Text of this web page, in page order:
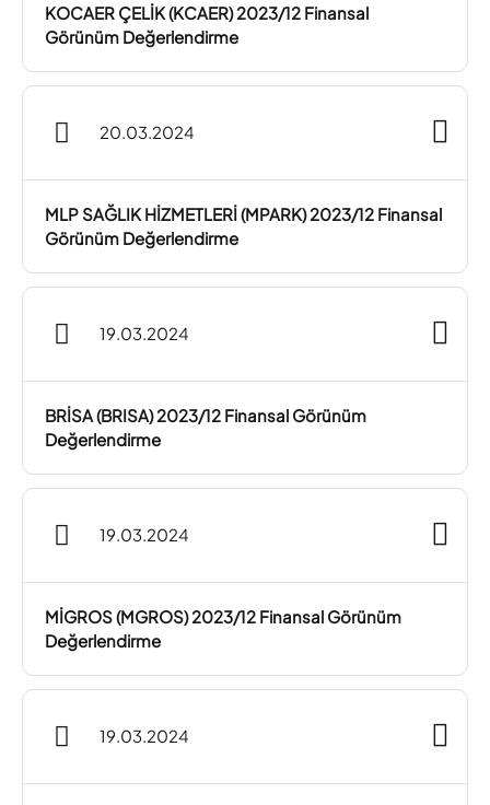
KOCAER ÇELİK (KCAER) 2023/12 Finansal
Görünüm Değerlendirme
20.03.2024
MLP SAĞLIK HİZMETLERİ (MPARK) 2023/12 Finansal
Görünüm Değerlendirme
19.03.2024
BRİSA (BRISA) 2023/12 Finansal Görünüm
Değerlendirme
19.03.2024
MİGROS (MGROS) 2023/12 Finansal Görünüm
Değerlendirme
19.03.2024